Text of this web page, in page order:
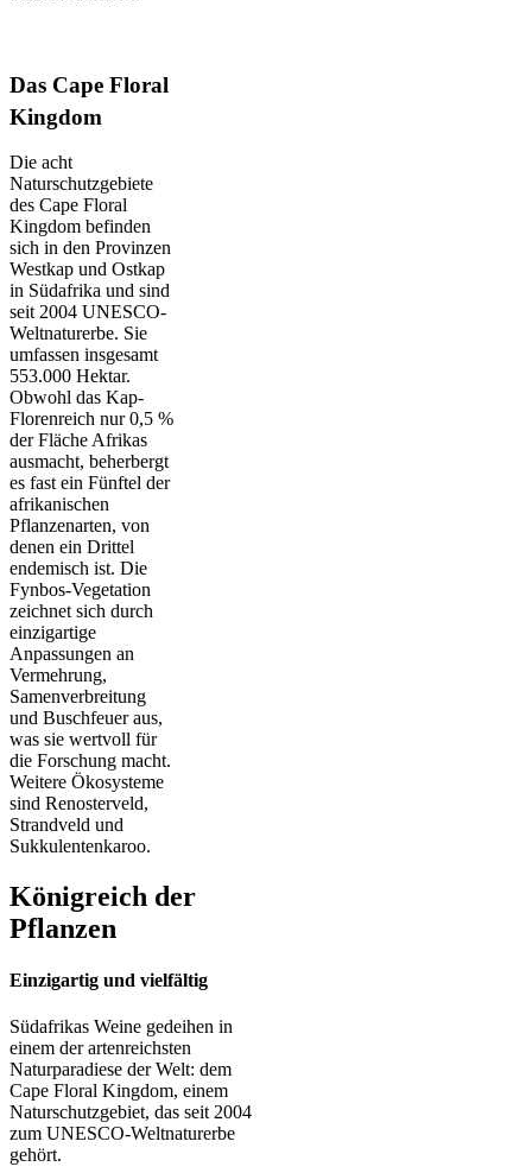
Das Cape Floral
Kingdom
Die acht
Naturschutzgebiete
des Cape Floral
Kingdom befinden
sich in den Provinzen
Westkap und Ostkap
in Südafrika und sind
seit 2004 UNESCO-
Weltnaturerbe. Sie
umfassen insgesamt
553.000 Hektar.
Obwohl das Kap-
Florenreich nur 0,5 %
der Fläche Afrikas
ausmacht, beherbergt
es fast ein Fünftel der
afrikanischen
Pflanzenarten, von
denen ein Drittel
endemisch ist. Die
Fynbos-Vegetation
zeichnet sich durch
einzigartige
Anpassungen an
Vermehrung,
Samenverbreitung
und Buschfeuer aus,
was sie wertvoll für
die Forschung macht.
Weitere Ökosysteme
sind Renosterveld,
Strandveld und
Sukkulentenkaroo.
Königreich der
Pflanzen
Einzigartig und vielfältig
Südafrikas Weine gedeihen in
einem der artenreichsten
Naturparadiese der Welt: dem
Cape Floral Kingdom, einem
Naturschutzgebiet, das seit 2004
zum UNESCO-Weltnaturerbe
gehört.